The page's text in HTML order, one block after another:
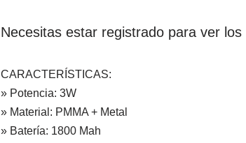
Necesitas estar registrado para ver los
CARACTERÍSTICAS:
» Potencia: 3W
» Material: PMMA + Metal
» Batería: 1800 Mah